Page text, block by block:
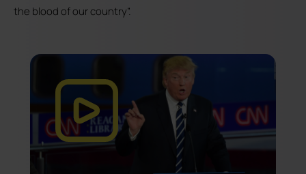
the blood of our country”.